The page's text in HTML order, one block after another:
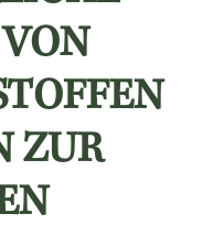
ZUR